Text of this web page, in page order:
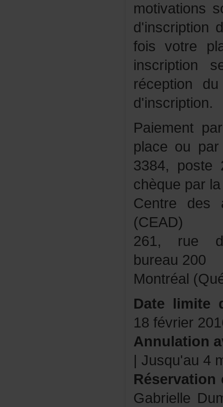
d'inscription.
(CEAD)
bureau200